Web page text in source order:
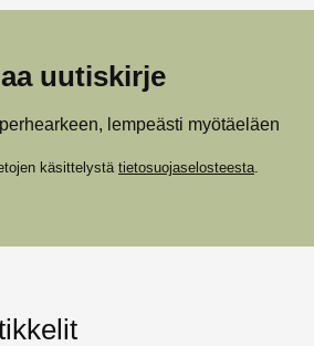
uutiskirje
lempeästi myötäeläen
käsittelystä tietosuojaselosteesta